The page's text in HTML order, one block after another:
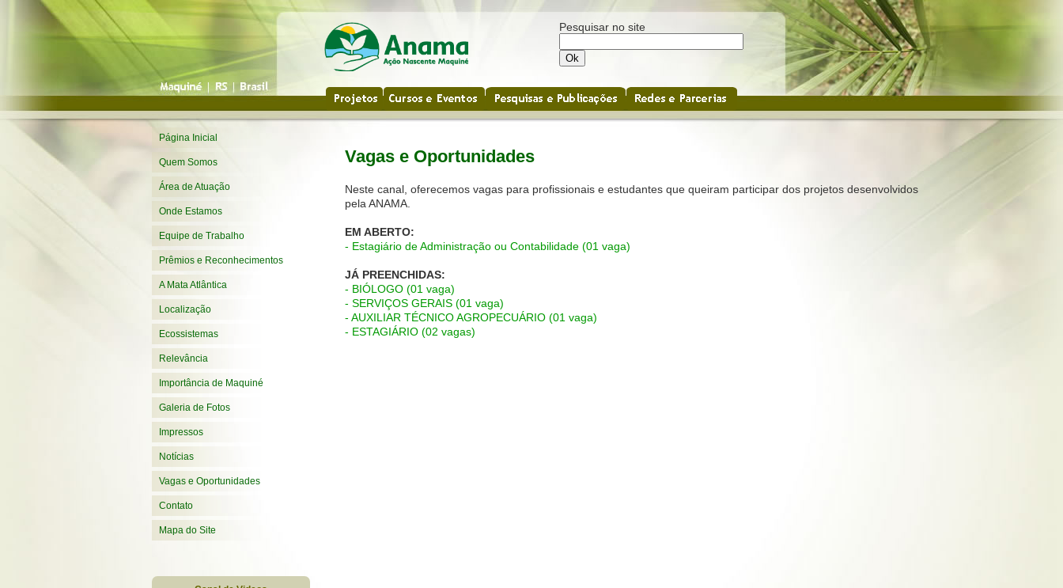
Pesquisar no site
Página Inicial
Quem Somos
Área de Atuação
Onde Estamos
Equipe de Trabalho
Prêmios e Reconhecimentos
A Mata Atlântica
Localização
Ecossistemas
Relevância
Importância de Maquiné
Galeria de Fotos
Impressos
Notícias
Vagas e Oportunidades
Contato
Mapa do Site
Vagas e Oportunidades
Neste canal, oferecemos vagas para profissionais e estudantes que queiram participar dos projetos desenvolvidos
pela ANAMA.
EM ABERTO:
- Estagiário de Administração ou Contabilidade (01 vaga)
JÁ PREENCHIDAS:
- BIÓLOGO (01 vaga)
- SERVIÇOS GERAIS (01 vaga)
- AUXILIAR TÉCNICO AGROPECUÁRIO (01 vaga)
- ESTAGIÁRIO (02 vagas)